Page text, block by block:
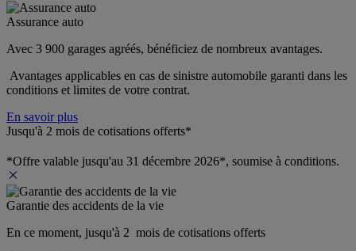
Assurance auto
Avec 3 900 garages agréés, bénéficiez de nombreux avantages.
Avantages applicables en cas de sinistre automobile garanti dans les
conditions et limites de votre contrat.
En savoir plus
Jusqu'à 2 mois de cotisations offerts*
*Offre valable jusqu'au 31 décembre 2026*, soumise à conditions.
Garantie des accidents de la vie
En ce moment, jusqu'à 2  mois de cotisations offerts